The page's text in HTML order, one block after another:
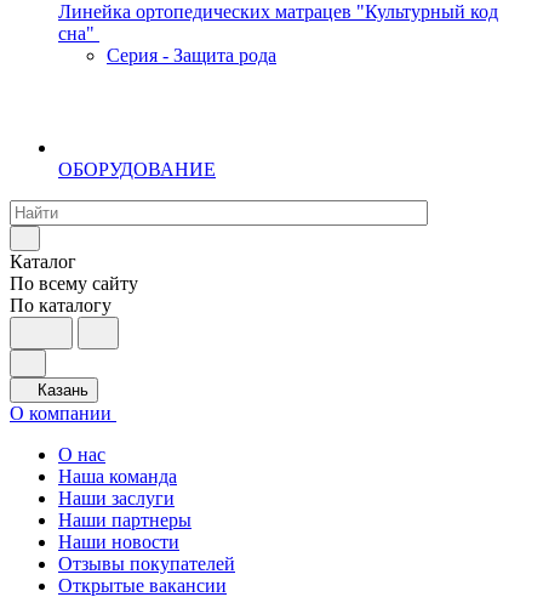
Линейка ортопедических матрацев "Культурный код
сна"
Серия - Защита рода
ОБОРУДОВАНИЕ
Каталог
По всему сайту
По каталогу
Казань
О компании
О нас
Наша команда
Наши заслуги
Наши партнеры
Наши новости
Отзывы покупателей
Открытые вакансии